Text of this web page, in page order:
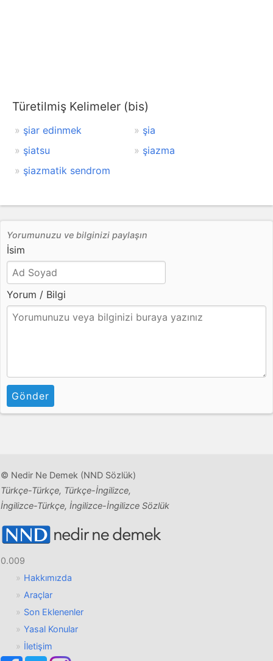
Türetilmiş Kelimeler (bis)
şiar edinmek
şia
şiatsu
şiazma
şiazmatik sendrom
Yorumunuzu ve bilginizi paylaşın
İsim
Yorum / Bilgi
Gönder
© Nedir Ne Demek (NND Sözlük)
Türkçe-Türkçe, Türkçe-İngilizce,
İngilizce-Türkçe, İngilizce-İngilizce Sözlük
0.009
Hakkımızda
Araçlar
Son Eklenenler
Yasal Konular
İletişim